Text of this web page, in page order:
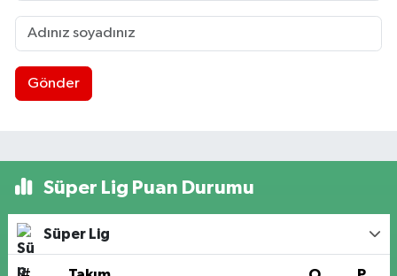
Gönder
Süper Lig Puan Durumu
Süper Lig